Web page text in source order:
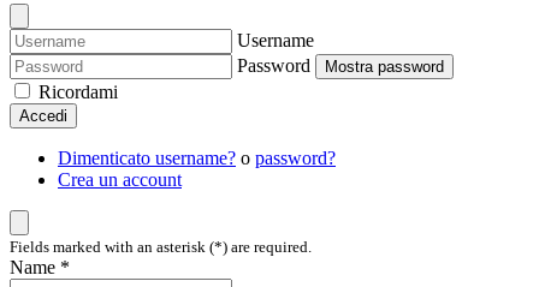
Username
Password
Mostra password
Ricordami
Accedi
Dimenticato username? o password?
Crea un account
Fields marked with an asterisk (*) are required.
Name *